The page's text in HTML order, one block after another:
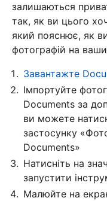
залишаються
так, як ви цього
який пояснює, як
фотографій на
Завантажте
Імпортуйте
Documents за
ви можете
застосунку
Documents»
Натисніть на
запустити
Малюйте на